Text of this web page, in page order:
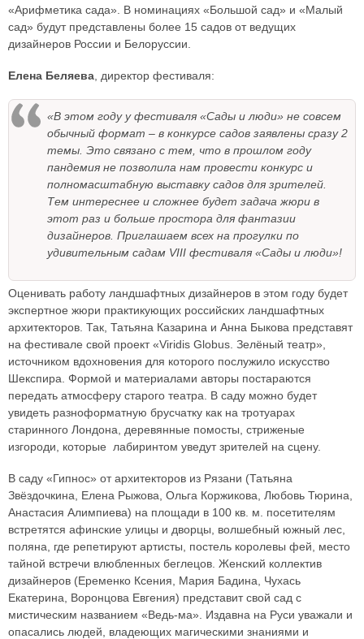
«Арифметика сада». В номинациях «Большой сад» и «Малый
сад» будут представлены более 15 садов от ведущих
дизайнеров России и Белоруссии.
Елена Беляева , директор фестиваля:
«В этом году у фестиваля «Сады и люди» не совсем
обычный формат – в конкурсе садов заявлены сразу 2
темы. Это связано с тем, что в прошлом году
пандемия не позволила нам провести конкурс и
полномасштабную выставку садов для зрителей.
Тем интереснее и сложнее будет задача жюри в
этот раз и больше простора для фантазии
дизайнеров. Приглашаем всех на прогулки по
удивительным садам VIII фестиваля «Сады и люди»!
Оценивать работу ландшафтных дизайнеров в этом году будет
экспертное жюри практикующих российских ландшафтных
архитекторов. Так, Татьяна Казарина и Анна Быкова представят
на фестивале свой проект «Viridis Globus. Зелёный театр»,
источником вдохновения для которого послужило искусство
Шекспира. Формой и материалами авторы постараются
передать атмосферу старого театра. В саду можно будет
увидеть разноформатную брусчатку как на тротуарах
старинного Лондона, деревянные помосты, стриженые
изгороди, которые лабиринтом уведут зрителей на сцену.
В саду «Гипнос» от архитекторов из Рязани (Татьяна
Звёздочкина, Елена Рыжова, Ольга Коржикова, Любовь Тюрина,
Анастасия Алимпиева) на площади в 100 кв. м. посетителям
встретятся афинские улицы и дворцы, волшебный южный лес,
поляна, где репетируют артисты, постель королевы фей, место
тайной встречи влюбленных беглецов. Женский коллектив
дизайнеров (Еременко Ксения, Мария Бадина, Чухась
Екатерина, Воронцова Евгения) представит свой сад с
мистическим названием «Ведь-ма». Издавна на Руси уважали и
опасались людей, владеющих магическими знаниями и